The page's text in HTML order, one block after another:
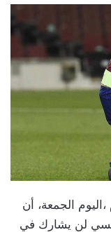
الجمعة، أن
ميسي لن يشارك في